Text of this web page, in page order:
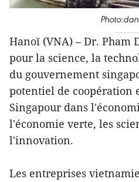
Hanoï (VNA) – Dr. Pham
pour la science, la
du gouvernement
potentiel de coopération
Singapour dans
l'économie verte, les
l'innovation.
Les entreprises